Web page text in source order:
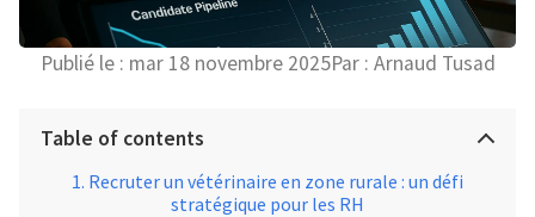
Publié le : mar 18 novembre 2025Par : Arnaud Tusad
Table of contents
Recruter un vétérinaire en zone rurale : un défi
stratégique pour les RH